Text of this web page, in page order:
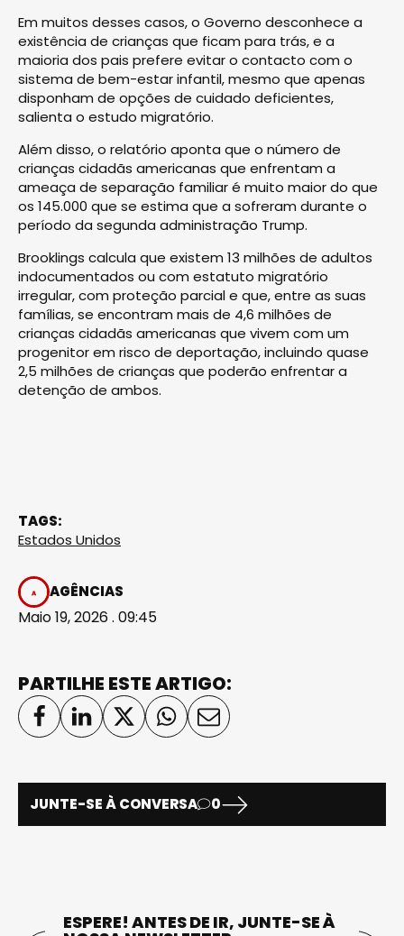
Em muitos desses casos, o Governo desconhece a
existência de crianças que ficam para trás, e a
maioria dos pais prefere evitar o contacto com o
sistema de bem-estar infantil, mesmo que apenas
disponham de opções de cuidado deficientes,
salienta o estudo migratório.
Além disso, o relatório aponta que o número de
crianças cidadãs americanas que enfrentam a
ameaça de separação familiar é muito maior do que
os 145.000 que se estima que a sofreram durante o
período da segunda administração Trump.
Brooklings calcula que existem 13 milhões de adultos
indocumentados ou com estatuto migratório
irregular, com proteção parcial e que, entre as suas
famílias, se encontram mais de 4,6 milhões de
crianças cidadãs americanas que vivem com um
progenitor em risco de deportação, incluindo quase
2,5 milhões de crianças que poderão enfrentar a
detenção de ambos.
TAGS:
Estados Unidos
AGÊNCIAS
Maio 19, 2026 . 09:45
PARTILHE ESTE ARTIGO:
JUNTE-SE À CONVERSA 0
ESPERE! ANTES DE IR, JUNTE-SE À